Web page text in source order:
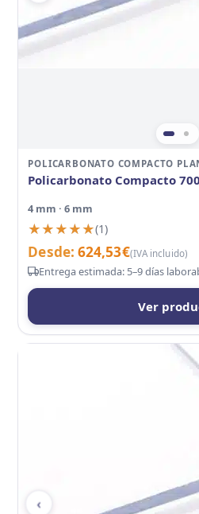
POLICARBONATO COMPACTO
Policarbonato Compacto
4 mm · 6 mm
★★★★★
★★★★★(1)
Desde:624,53€(IVA incluido)
Entrega estimada: 5–9 días
Ver
‹